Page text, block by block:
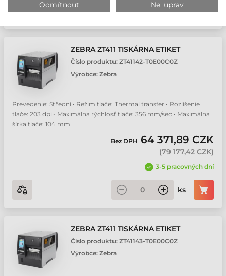
ks
ZEBRA ZT411 TISKÁRNA ETIKET
Číslo produktu: ZT41142-T0E00C0Z
Výrobce: Zebra
Prevedenie: Střední • Režim tlače: Thermal transfer • Rozlíšenie
tlače: 203 dpi • Maximálna rýchlosť tlače: 356 mm/sec • Maximálna
šírka tlače: 104 mm
Bez DPH 64 371,89 CZK
(79 177,42 CZK)
3-5 pracovných dní
ks
ZEBRA ZT411 TISKÁRNA ETIKET
Číslo produktu: ZT41143-T0E00C0Z
Výrobce: Zebra
Odmítnout Ne, uprav